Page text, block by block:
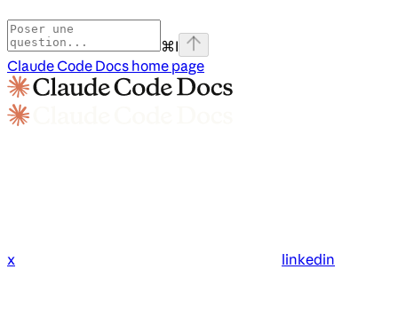
⌘I
Claude Code Docs home page
x linkedin